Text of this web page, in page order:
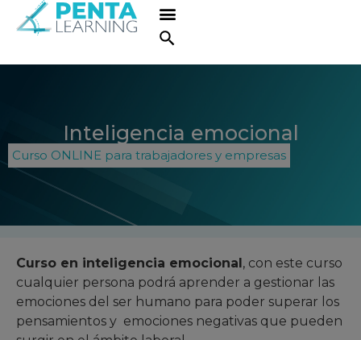
Inteligencia emocional
Curso ONLINE para trabajadores y empresas
Curso en inteligencia emocional, con este curso
cualquier persona podrá aprender a gestionar las
emociones del ser humano para poder superar los
pensamientos y emociones negativas que pueden